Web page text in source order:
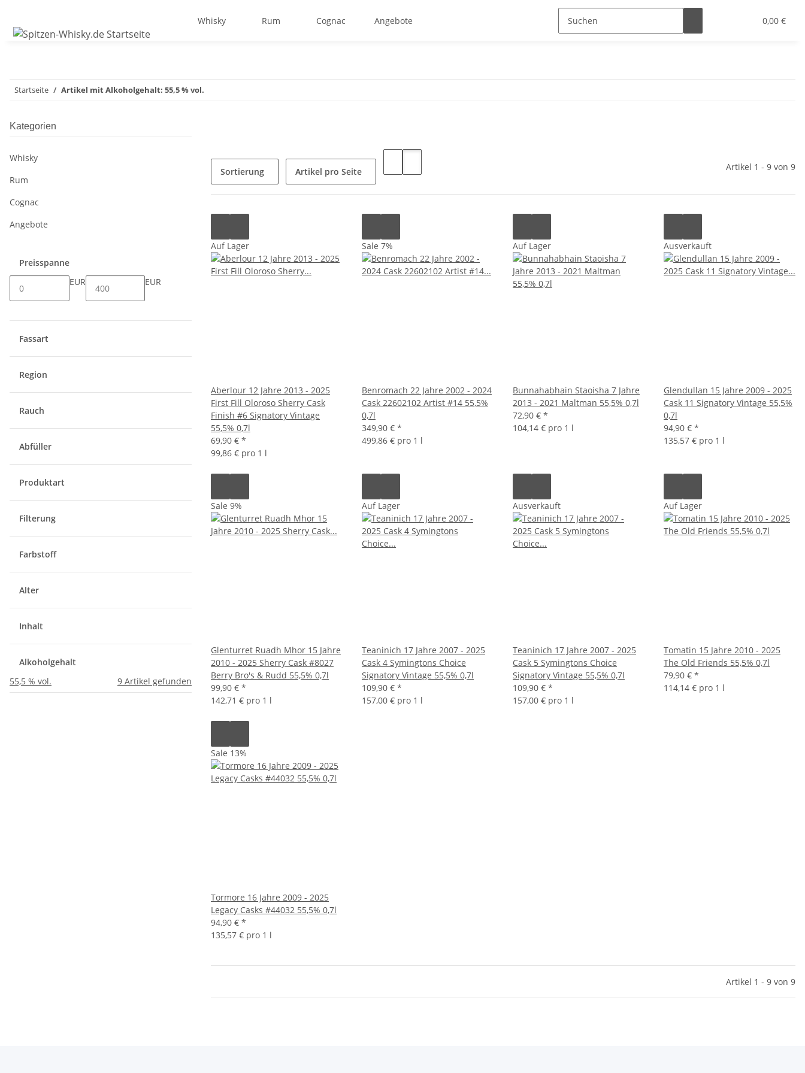
0,00 €
Whisky Rum Cognac Angebote
Startseite Artikel mit Alkoholgehalt: 55,5 % vol.
Sortierung Artikel pro Seite Artikel 1 - 9 von 9
Auf Lager
Aberlour 12 Jahre 2013 - 2025
First Fill Oloroso Sherry Cask
Finish #6 Signatory Vintage
55,5% 0,7l
69,90 € *
99,86 € pro 1 l
Sale 7%
Benromach 22 Jahre 2002 - 2024
Cask 22602102 Artist #14 55,5%
0,7l
349,90 € *
499,86 € pro 1 l
Auf Lager
Bunnahabhain Staoisha 7 Jahre
2013 - 2021 Maltman 55,5% 0,7l
72,90 € *
104,14 € pro 1 l
Ausverkauft
Glendullan 15 Jahre 2009 - 2025
Cask 11 Signatory Vintage 55,5%
0,7l
94,90 € *
135,57 € pro 1 l
Sale 9%
Glenturret Ruadh Mhor 15 Jahre
2010 - 2025 Sherry Cask #8027
Berry Bro's & Rudd 55,5% 0,7l
99,90 € *
142,71 € pro 1 l
Auf Lager
Teaninich 17 Jahre 2007 - 2025
Cask 4 Symingtons Choice
Signatory Vintage 55,5% 0,7l
109,90 € *
157,00 € pro 1 l
Ausverkauft
Teaninich 17 Jahre 2007 - 2025
Cask 5 Symingtons Choice
Signatory Vintage 55,5% 0,7l
109,90 € *
157,00 € pro 1 l
Auf Lager
Tomatin 15 Jahre 2010 - 2025
The Old Friends 55,5% 0,7l
79,90 € *
114,14 € pro 1 l
Sale 13%
Tormore 16 Jahre 2009 - 2025
Legacy Casks #44032 55,5% 0,7l
94,90 € *
135,57 € pro 1 l
Artikel 1 - 9 von 9
Kategorien
Whisky
Rum
Cognac
Angebote
Preisspanne
EUR
EUR
Fassart
Region
Rauch
Abfüller
Produktart
Filterung
Farbstoff
Alter
Inhalt
Alkoholgehalt
55,5 % vol.
9 Artikel gefunden